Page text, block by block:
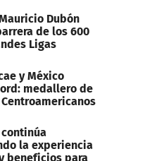
Dubón
de los 600
Ligas
y México
medallero de
Centroamericanos
la experiencia
beneficios para